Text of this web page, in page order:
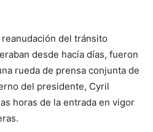
del tránsito
desde hacía días, fueron
rueda de prensa conjunta de
del presidente, Cyril
horas de la entrada en vigor